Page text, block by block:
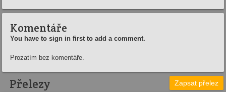
Komentáře
You have to sign in first to add a comment.
Prozatím bez komentáře.
Přelezy Zapsat přelez